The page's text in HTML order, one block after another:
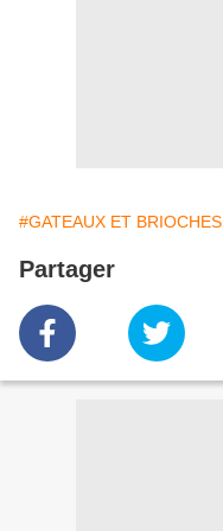
#GATEAUX ET BRIOCHES
Partager